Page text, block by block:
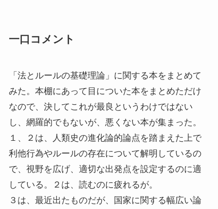
一口コメント
「法とルールの基礎理論」に関する本をまとめて
みた。本棚にあって目についた本をまとめただけ
なので、決してこれが最良というわけではない
し、網羅的でもないが、悪くない本が集まった。
１、２は、人類史の進化論的論点を踏まえた上で
利他行為やルールの存在について解明しているの
で、視野を広げ、適切な出発点を設定するのに適
している。２は、読むのに疲れるが。
３は、最近出たものだが、国家に関する幅広い論